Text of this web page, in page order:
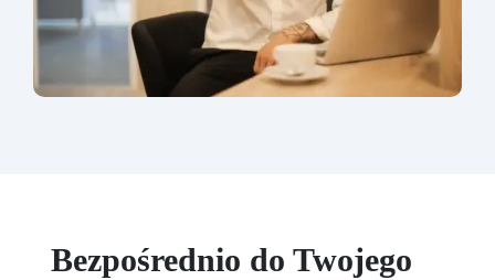
Bezpośrednio do Twojego